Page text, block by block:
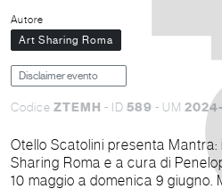
Autore
Art Sharing Roma
Disclaimer evento
Codice ZTEMH - ID 589 - UM
Otello Scatolini presenta
Sharing Roma e a cura di
10 maggio a domenica 9 giugno.